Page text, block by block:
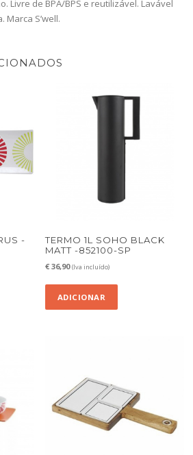
Livre de BPA/BPS e reutilizável. Lavável
Marca S’well.
-
TERMO 1L SOHO BLACK
MATT -852100-SP
€ 36,90 (Iva incluído)
ADICIONAR